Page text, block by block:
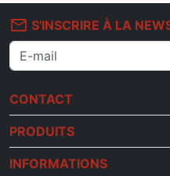
mail_outline S'INSCRIRE À LA
CONTACT
PRODUITS
INFORMATIONS